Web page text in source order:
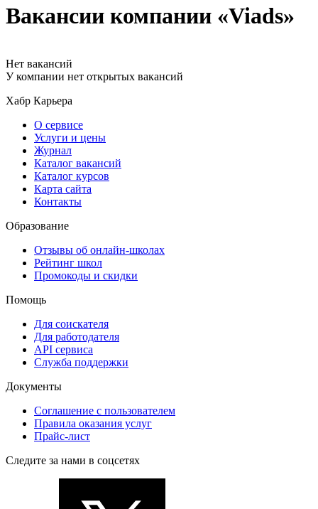
Вакансии компании «Viads»
Нет вакансий
У компании нет открытых вакансий
Хабр Карьера
О сервисе
Услуги и цены
Журнал
Каталог вакансий
Каталог курсов
Карта сайта
Контакты
Образование
Отзывы об онлайн-школах
Рейтинг школ
Промокоды и скидки
Помощь
Для соискателя
Для работодателя
API сервиса
Служба поддержки
Документы
Соглашение с пользователем
Правила оказания услуг
Прайс-лист
Следите за нами в соцсетях